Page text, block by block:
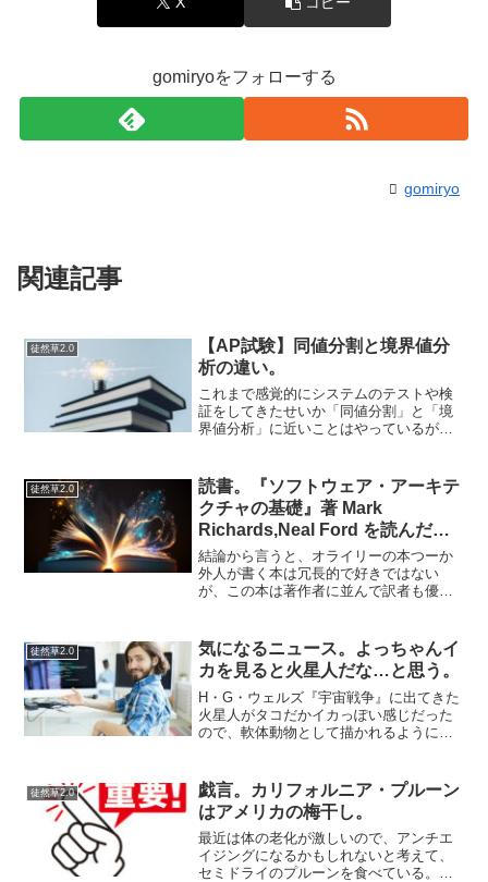
gomiryoをフォローする
gomiryo
関連記事
徒然草2.0
【AP試験】同値分割と境界値分
析の違い。
これまで感覚的にシステムのテストや検
証をしてきたせいか「同値分割」と「境
界値分析」に近いことはやっているがあ
分析」は、ブラックボックステストにお
ける用語であり、言葉とし...
徒然草2.0
読書。『ソフトウェア・アーキテ
クチャの基礎』著 Mark
Richards,Neal Ford を読んだ感
想。
結論から言うと、オライリーの本つーか
外人が書く本は冗長的で好きではない
が、この本は著作者に並んで訳者も優れ
いておきたい１冊。様々な技術や商売の
特性を意識して、トレードオ...
徒然草2.0
気になるニュース。よっちゃんイ
カを見ると火星人だな…と思う。
H・G・ウェルズ『宇宙戦争』に出てきた
火星人がタコだかイカっぽい感じだった
ので、軟体動物として描かれるようにな
な」…と思う。火星人がイカっぽい、じ
ゃなくて、イカは火星人...
徒然草2.0
戯言。カリフォルニア・プルーン
はアメリカの梅干し。
最近は体の老化が激しいので、アンチエ
イジングになるかもしれないと考えて、
セミドライのプルーンを食べている。…